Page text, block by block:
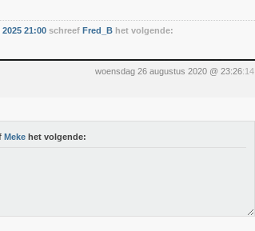
21:00 schreef Fred_B het volgende:
woensdag 26 augustus 2020 @ 23:26:14
Meke het volgende: